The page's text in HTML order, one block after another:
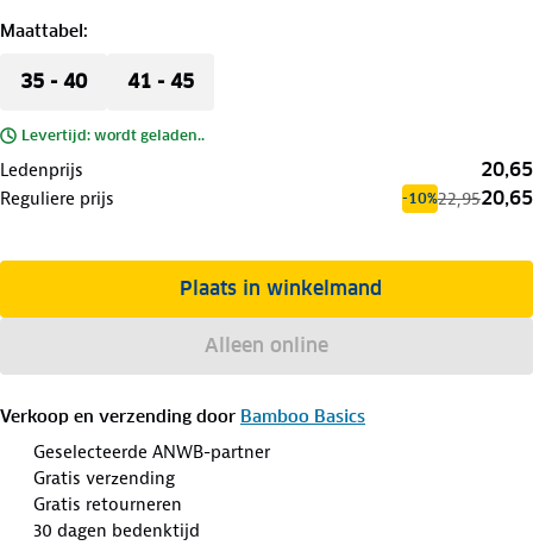
Maattabel:
35 - 40 41 - 45
Levertijd: wordt geladen..
Ledenprijs 20,65
Reguliere prijs -10%22,9520,65
Plaats in winkelmand
Alleen online
Verkoop en verzending door Bamboo Basics
Geselecteerde ANWB-partner
Gratis verzending
Gratis retourneren
30 dagen bedenktijd